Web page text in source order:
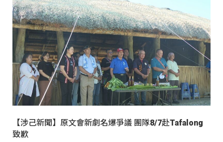
【涉己新聞】原文會新劇名爆爭議 團隊8/7赴Tafalong
致歉